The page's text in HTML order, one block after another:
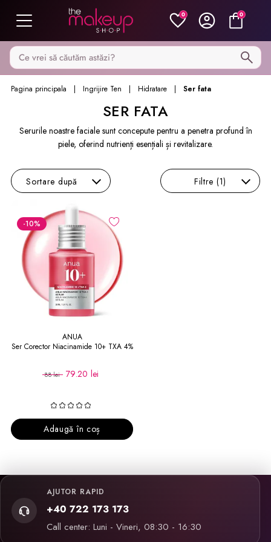
0 0
Caută pe MakeupShop
Pagina principala Ingrijire Ten Hidratare Ser fata
SER FATA
Serurile noastre faciale sunt concepute pentru a penetra profund în
piele, oferind nutrienți esențiali și revitalizare.
Sortare după Filtre (1)
-10%
ANUA
Ser Corector Niacinamide 10+ TXA 4%
88 lei 79.20 lei
Adaugă în coș
AJUTOR RAPID
+40 722 173 173
Call center: Luni - Vineri, 08:30 - 16:30